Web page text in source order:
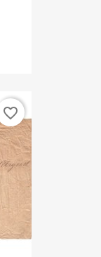
favorite_border